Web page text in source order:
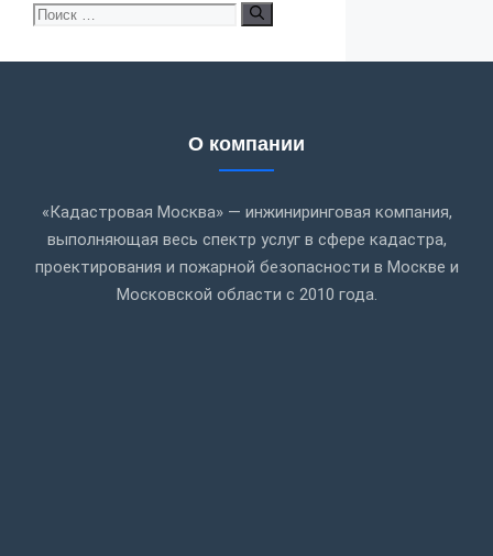
Поиск:
О компании
«Кадастровая Москва» — инжиниринговая компания,
выполняющая весь спектр услуг в сфере кадастра,
проектирования и пожарной безопасности в Москве и
Московской области с 2010 года.